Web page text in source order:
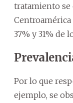
tratamiento se
37% y 31% de
Por lo que
ejemplo, se